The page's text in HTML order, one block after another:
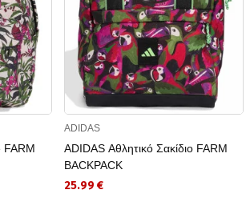
FARM
ADIDAS
ADIDAS Αθλητικό Σακίδιο FARM
BACKPACK
25.99 €